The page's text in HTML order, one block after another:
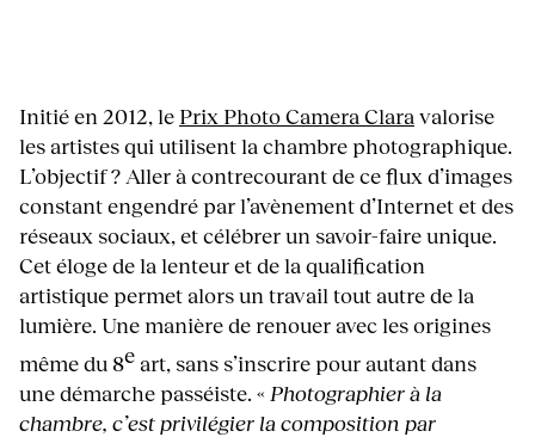
Initié en 2012, le Prix Photo Camera Clara valorise
les artistes qui utilisent la chambre photographique.
L’objectif ? Aller à contrecourant de ce flux d’images
constant engendré par l’avènement d’Internet et des
réseaux sociaux, et célébrer un savoir-faire unique.
Cet éloge de la lenteur et de la qualification
artistique permet alors un travail tout autre de la
lumière. Une manière de renouer avec les origines
même du 8e art, sans s’inscrire pour autant dans
une démarche passéiste. « Photographier à la
chambre, c’est privilégier la composition par